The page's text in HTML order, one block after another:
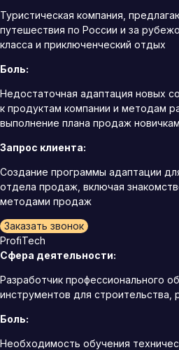
Туристическая компания,
путешествия по России и за
класса и приключенческий отдых
Боль:
Недостаточная адаптация новых
к продуктам компании и методам
выполнение плана продаж
Запрос клиента:
Создание программы адаптации
отдела продаж, включая
методами продаж
Заказать звонок
ProfiTech
Сфера деятельности:
Разработчик профессионального
инструментов для строительства,
Боль:
Необходимость обучения